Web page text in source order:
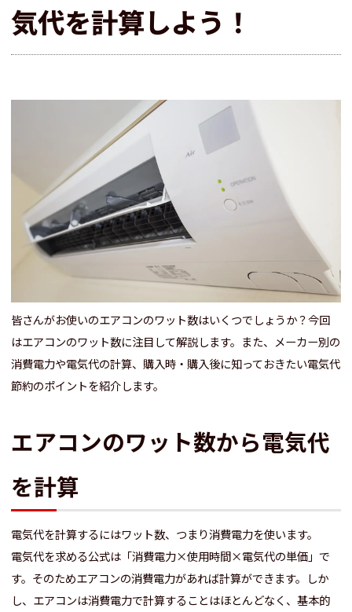
気代を計算しよう！
皆さんがお使いのエアコンのワット数はいくつでしょうか？今回
はエアコンのワット数に注目して解説します。また、メーカー別の
消費電力や電気代の計算、購入時・購入後に知っておきたい電気代
節約のポイントを紹介します。
エアコンのワット数から電気代
を計算
電気代を計算するにはワット数、つまり消費電力を使います。
電気代を求める公式は「消費電力×使用時間×電気代の単価」で
す。そのためエアコンの消費電力があれば計算ができます。しか
し、エアコンは消費電力で計算することはほとんどなく、基本的